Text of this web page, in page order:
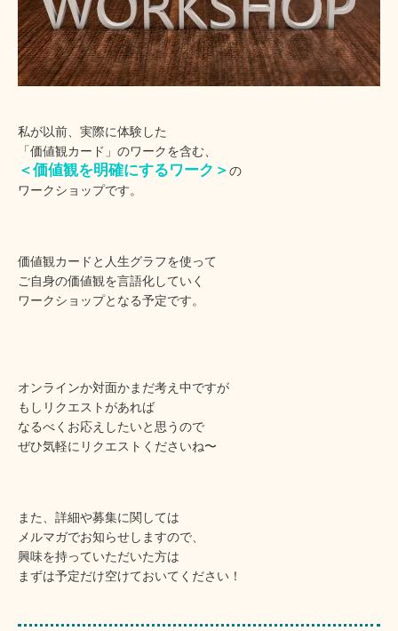
私が以前、実際に体験した
「価値観カード」のワークを含む、
＜価値観を明確にするワーク＞の
ワークショップです。
価値観カードと人生グラフを使って
ご自身の価値観を言語化していく
ワークショップとなる予定です。
オンラインか対面かまだ考え中ですが
もしリクエストがあれば
なるべくお応えしたいと思うので
ぜひ気軽にリクエストくださいね〜
また、詳細や募集に関しては
メルマガでお知らせしますので、
興味を持っていただいた方は
まずは予定だけ空けておいてください！